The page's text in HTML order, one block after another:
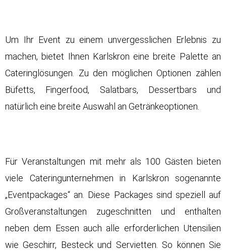
Um Ihr Event zu einem unvergesslichen Erlebnis zu
machen, bietet Ihnen Karlskron eine breite Palette an
Cateringlösungen. Zu den möglichen Optionen zählen
Büfetts, Fingerfood, Salatbars, Dessertbars und
natürlich eine breite Auswahl an Getränkeoptionen.
Für Veranstaltungen mit mehr als 100 Gästen bieten
viele Cateringunternehmen in Karlskron sogenannte
„Eventpackages“ an. Diese Packages sind speziell auf
Großveranstaltungen zugeschnitten und enthalten
neben dem Essen auch alle erforderlichen Utensilien
wie Geschirr, Besteck und Servietten. So können Sie